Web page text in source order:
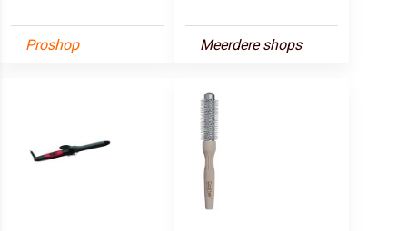
Proshop Meerdere shops